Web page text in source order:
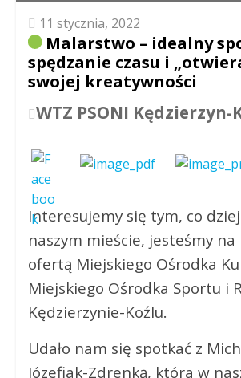
11 stycznia, 2022
Malarstwo – idealny
spędzanie czasu i
swojej kreatywności
WTZ PSONI Kędzierzyn-
Interesujemy się tym, co
naszym mieście, jesteśmy na
ofertą Miejskiego Ośrodka
Miejskiego Ośrodka Sportu i
Kędzierzynie-Koźlu.
Udało nam się spotkać z
Józefiak-Zdrenką, która w